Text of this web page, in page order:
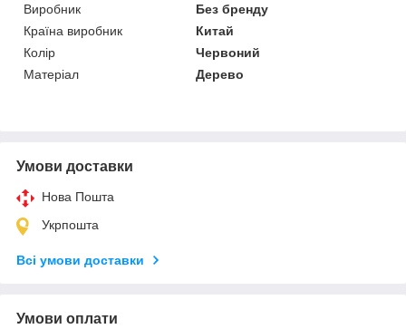
Виробник
Без бренду
Країна виробник
Китай
Колір
Червоний
Матеріал
Дерево
Умови доставки
Нова Пошта
Укрпошта
Всі умови доставки
Умови оплати